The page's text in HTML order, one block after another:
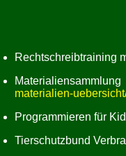
Rechtschreibtraining
materialien-
Programmieren für
Tierschutzbund